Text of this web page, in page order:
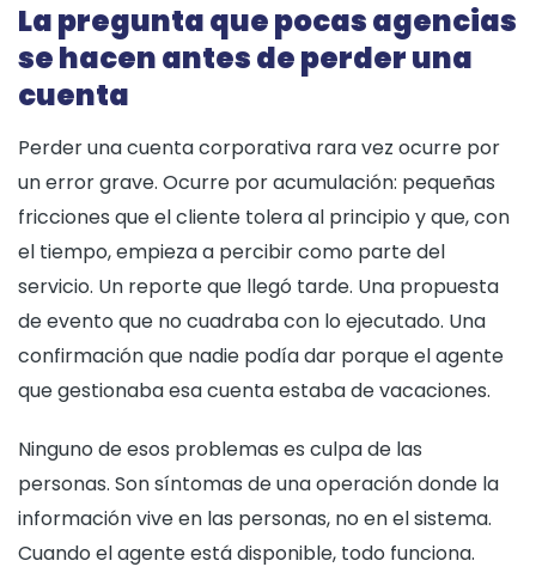
La pregunta que pocas agencias
se hacen antes de perder una
cuenta
Perder una cuenta corporativa rara vez ocurre por
un error grave. Ocurre por acumulación: pequeñas
fricciones que el cliente tolera al principio y que, con
el tiempo, empieza a percibir como parte del
servicio. Un reporte que llegó tarde. Una propuesta
de evento que no cuadraba con lo ejecutado. Una
confirmación que nadie podía dar porque el agente
que gestionaba esa cuenta estaba de vacaciones.
Ninguno de esos problemas es culpa de las
personas. Son síntomas de una operación donde la
información vive en las personas, no en el sistema.
Cuando el agente está disponible, todo funciona.